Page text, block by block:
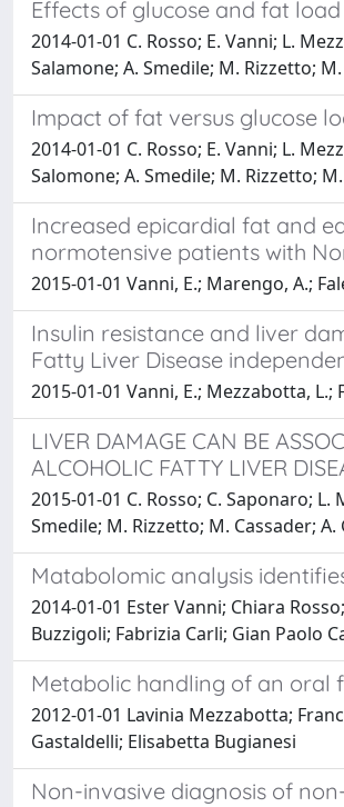
Effects of glucose and fat
2014-01-01 C. Rosso; E. Vanni; L.
Salamone; A. Smedile; M. Rizzetto;
Impact of fat versus glucose
2014-01-01 C. Rosso; E. Vanni; L.
Salomone; A. Smedile; M. Rizzetto;
Increased epicardial fat and
normotensive patients with
2015-01-01 Vanni, E.; Marengo, A.;
Insulin resistance and liver
Fatty Liver Disease
2015-01-01 Vanni, E.; Mezzabotta,
LIVER DAMAGE CAN BE
ALCOHOLIC FATTY LIVER
2015-01-01 C. Rosso; C. Saponaro;
Smedile; M. Rizzetto; M. Cassader;
Matabolomic analysis
2014-01-01 Ester Vanni; Chiara
Buzzigoli; Fabrizia Carli; Gian Paolo
Metabolic handling of an oral
2012-01-01 Lavinia Mezzabotta;
Gastaldelli; Elisabetta Bugianesi
Non-invasive diagnosis of